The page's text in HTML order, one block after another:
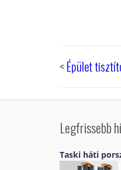
<Épület
Legfrissebb
Taski háti